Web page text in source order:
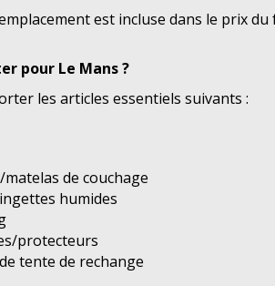
est incluse dans le prix
pour Le Mans ?
les articles essentiels suivants :
de couchage
humides
protecteurs
tente de rechange